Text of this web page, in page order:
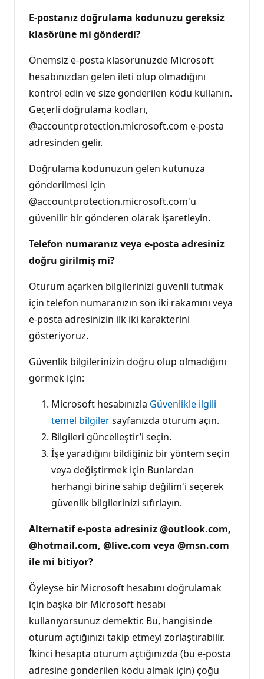
E-postanız doğrulama kodunuzu gereksiz
klasörüne mi gönderdi?
Önemsiz e-posta klasörünüzde Microsoft
hesabınızdan gelen ileti olup olmadığını
kontrol edin ve size gönderilen kodu kullanın.
Geçerli doğrulama kodları,
@accountprotection.microsoft.com e-posta
adresinden gelir.
Doğrulama kodunuzun gelen kutunuza
gönderilmesi için
@accountprotection.microsoft.com'u
güvenilir bir gönderen olarak işaretleyin.
Telefon numaranız veya e-posta adresiniz
doğru girilmiş mi?
Oturum açarken bilgilerinizi güvenli tutmak
için telefon numaranızın son iki rakamını veya
e-posta adresinizin ilk iki karakterini
gösteriyoruz.
Güvenlik bilgilerinizin doğru olup olmadığını
görmek için:
Microsoft hesabınızla Güvenlikle ilgili
temel bilgilersayfanızda oturum açın.
Bilgileri güncelleştir’i seçin.
İşe yaradığını bildiğiniz bir yöntem seçin
veya değiştirmek için Bunlardan
herhangi birine sahip değilim'i seçerek
güvenlik bilgilerinizi sıfırlayın.
Alternatif e-posta adresiniz @outlook.com,
@hotmail.com, @live.com veya @msn.com
ile mi bitiyor?
Öyleyse bir Microsoft hesabını doğrulamak
için başka bir Microsoft hesabı
kullanıyorsunuz demektir. Bu, hangisinde
oturum açtığınızı takip etmeyi zorlaştırabilir.
İkinci hesapta oturum açtığınızda (bu e-posta
adresine gönderilen kodu almak için) çoğu